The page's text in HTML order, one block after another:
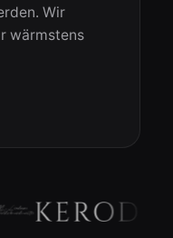
Wir
wärmstens